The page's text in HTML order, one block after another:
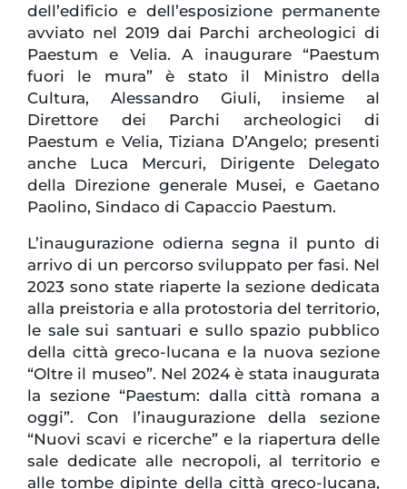
dell’edificio e dell’esposizione permanente
avviato nel 2019 dai Parchi archeologici di
Paestum e Velia. A inaugurare “Paestum
fuori le mura” è stato il Ministro della
Cultura, Alessandro Giuli, insieme al
Direttore dei Parchi archeologici di
Paestum e Velia, Tiziana D’Angelo; presenti
anche Luca Mercuri, Dirigente Delegato
della Direzione generale Musei, e Gaetano
Paolino, Sindaco di Capaccio Paestum.
L’inaugurazione odierna segna il punto di
arrivo di un percorso sviluppato per fasi. Nel
2023 sono state riaperte la sezione dedicata
alla preistoria e alla protostoria del territorio,
le sale sui santuari e sullo spazio pubblico
della città greco-lucana e la nuova sezione
“Oltre il museo”. Nel 2024 è stata inaugurata
la sezione “Paestum: dalla città romana a
oggi”. Con l’inaugurazione della sezione
“Nuovi scavi e ricerche” e la riapertura delle
sale dedicate alle necropoli, al territorio e
alle tombe dipinte della città greco-lucana,